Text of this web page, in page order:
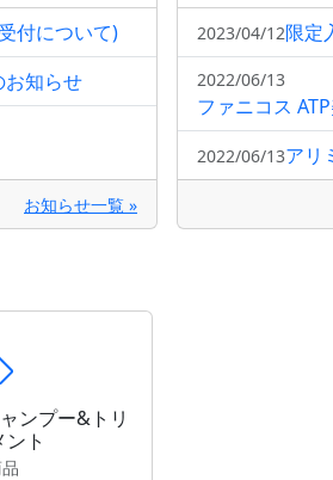
付について)
お知らせ
お知らせ一覧 »
2023/04/12限定
2022/06/13
ファニコス
2022/06/13アリ
ンプー&トリ
ト